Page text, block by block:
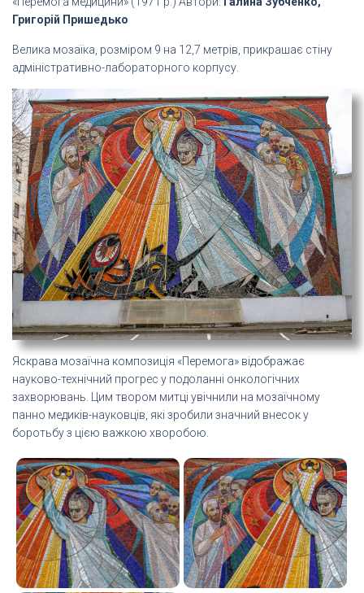
Григорій Пришедько
Велика мозаїка, розміром 9 на 12,7 метрів, прикрашає стіну
адміністративно-лабораторного корпусу.
Яскрава мозаїчна композиція «Перемога» відображає
науково-технічний прогрес у подоланні онкологічних
захворювань. Цим твором митці увічнили на мозаїчному
панно медиків-науковців, які зробили значний внесок у
боротьбу з цією важкою хворобою.